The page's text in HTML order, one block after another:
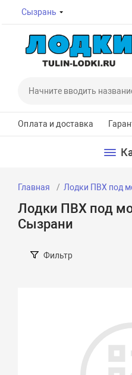
Сызрань
Оплата и доставка
Главная Лодки ПВХ под
Лодки ПВХ под
Сызрани
Фильтр